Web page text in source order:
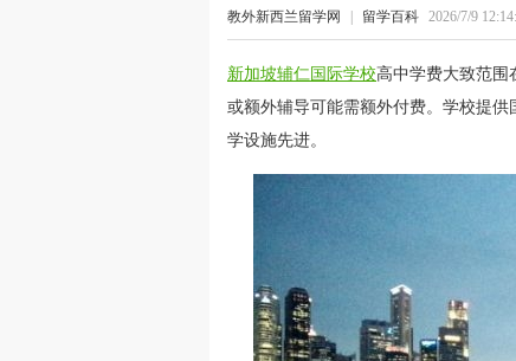
教外新西兰留学网 留学百科 2026/7/9
新加坡辅仁国际学校高中学费大致范围
或额外辅导可能需额外付费。学校提
学设施先进。